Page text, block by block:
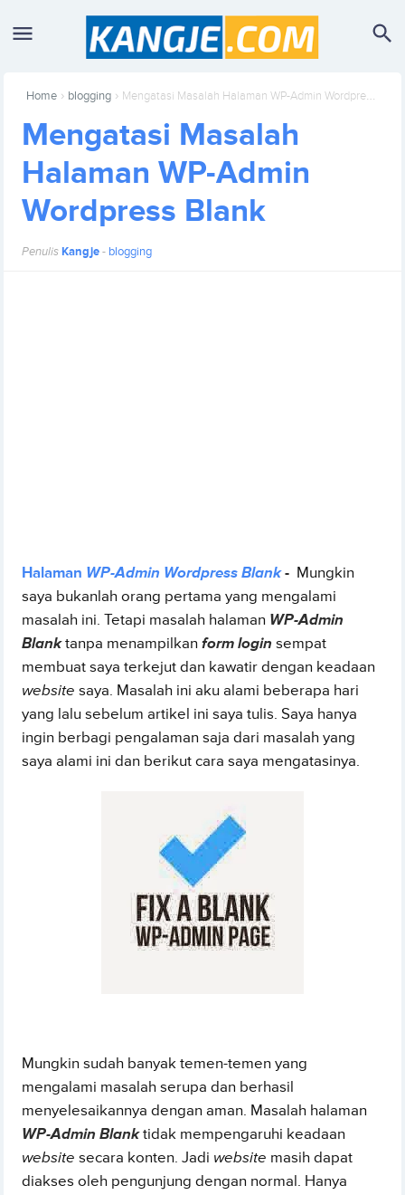
Home › blogging › Mengatasi Masalah Halaman WP-Admin Wordpress Blank
Mengatasi Masalah
Halaman WP-Admin
Wordpress Blank
PenulisKangje- blogging
Halaman WP-Admin Wordpress Blank- Mungkin
saya bukanlah orang pertama yang mengalami
masalah ini. Tetapi masalah halaman WP-Admin
Blanktanpa menampilkanform loginsempat
membuat saya terkejut dan kawatir dengan keadaan
websitesaya. Masalah ini aku alami beberapa hari
yang lalu sebelum artikel ini saya tulis. Saya hanya
ingin berbagi pengalaman saja dari masalah yang
saya alami ini dan berikut cara saya mengatasinya.
Mungkin sudah banyak temen-temen yang
mengalami masalah serupa dan berhasil
menyelesaikannya dengan aman. Masalah halaman
WP-Admin Blank tidak mempengaruhi keadaan
websitesecara konten. Jadi website masih dapat
diakses oleh pengunjung dengan normal. Hanya